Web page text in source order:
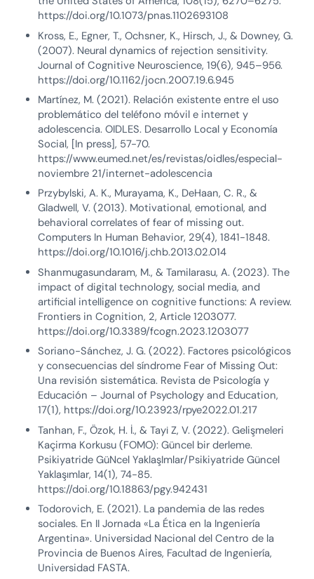
https://doi.org/10.1073/pnas.1102693108
Kross, E., Egner, T., Ochsner, K., Hirsch, J., & Downey, G.
(2007). Neural dynamics of rejection sensitivity.
Journal of Cognitive Neuroscience, 19(6), 945–956.
https://doi.org/10.1162/jocn.2007.19.6.945
Martínez, M. (2021). Relación existente entre el uso
problemático del teléfono móvil e internet y
adolescencia. OIDLES. Desarrollo Local y Economía
Social, [In press], 57-70.
https://www.eumed.net/es/revistas/oidles/especial-
noviembre 21/internet-adolescencia
Przybylski, A. K., Murayama, K., DeHaan, C. R., &
Gladwell, V. (2013). Motivational, emotional, and
behavioral correlates of fear of missing out.
Computers In Human Behavior, 29(4), 1841-1848.
https://doi.org/10.1016/j.chb.2013.02.014
Shanmugasundaram, M., & Tamilarasu, A. (2023). The
impact of digital technology, social media, and
artificial intelligence on cognitive functions: A review.
Frontiers in Cognition, 2, Article 1203077.
https://doi.org/10.3389/fcogn.2023.1203077
Soriano-Sánchez, J. G. (2022). Factores psicológicos
y consecuencias del síndrome Fear of Missing Out:
Una revisión sistemática. Revista de Psicología y
Educación – Journal of Psychology and Education,
17(1), https://doi.org/10.23923/rpye2022.01.217
Tanhan, F., Özok, H. İ., & Tayi̇ Z, V. (2022). Gelişmeleri
Kaçirma Korkusu (FOMO): Güncel bir derleme.
Psikiyatride GüNcel YaklaşImlar/Psikiyatride Güncel
Yaklaşımlar, 14(1), 74-85.
https://doi.org/10.18863/pgy.942431
Todorovich, E. (2021). La pandemia de las redes
sociales. En II Jornada «La Ética en la Ingeniería
Argentina». Universidad Nacional del Centro de la
Provincia de Buenos Aires, Facultad de Ingeniería,
Universidad FASTA.